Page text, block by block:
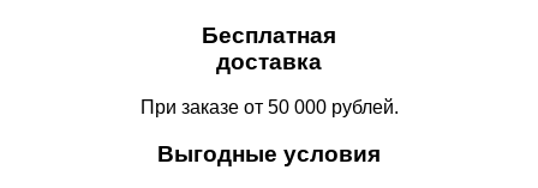
Бесплатная
доставка
При заказе от 50 000 рублей.
Выгодные условия